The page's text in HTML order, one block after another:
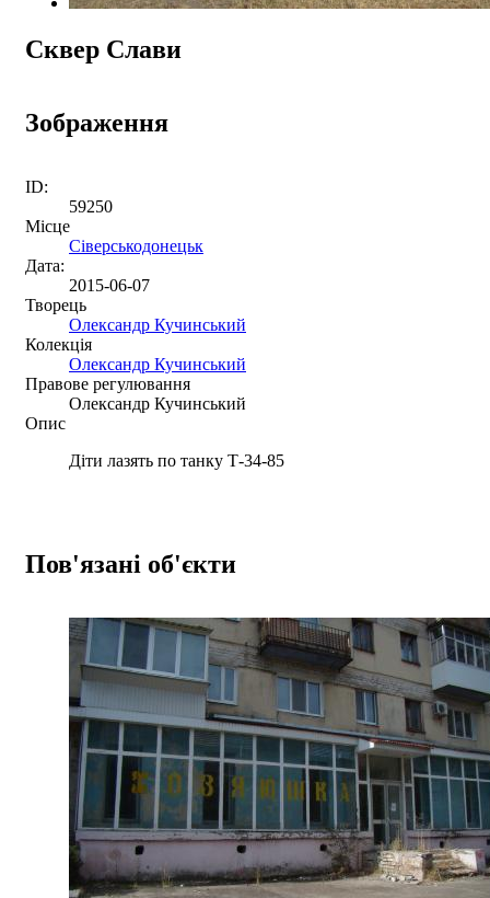
Сквер Слави
Зображення
ID:
59250
Місце
Сіверськодонецьк
Дата:
2015-06-07
Творець
Олександр Кучинський
Колекція
Олександр Кучинський
Правове регулювання
Олександр Кучинський
Опис
Діти лазять по танку Т-34-85
Пов'язані об'єкти